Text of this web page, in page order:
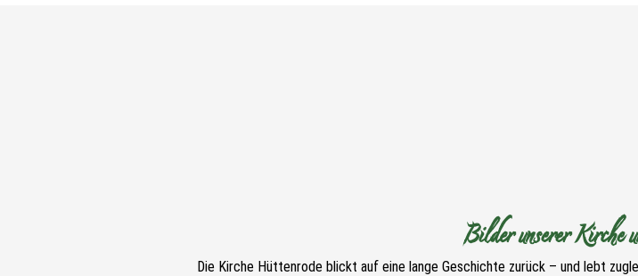
Bilder unserer Kirche
Die Kirche Hüttenrode blickt auf eine lange Geschichte zurück – und lebt